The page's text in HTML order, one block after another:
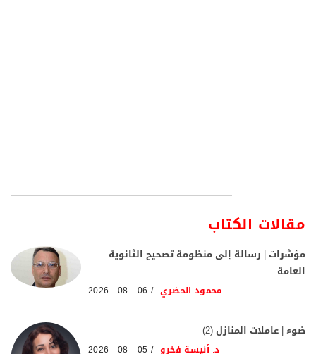
مقالات الكتاب
مؤشرات | رسالة إلى منظومة تصحيح الثانوية
العامة
محمود الحضري 06 - 08 - 2026
ضوء | عاملات المنازل (2)
د. أنيسة فخرو 05 - 08 - 2026